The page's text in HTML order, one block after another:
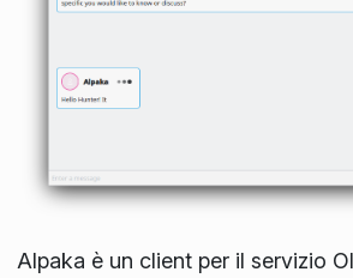
Alpaka è un client per il servizio